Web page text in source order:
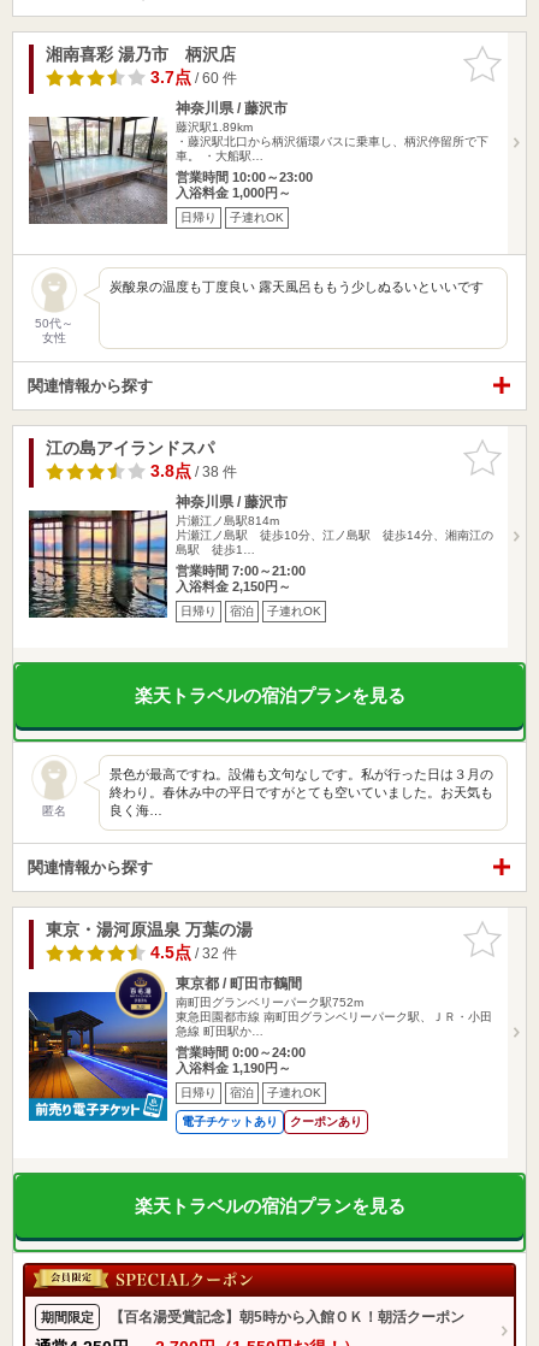
お気に入
りに追加
湘南喜彩 湯乃市 柄沢店
3.7点/ 60 件
神奈川県 / 藤沢市
藤沢駅1.89km
・藤沢駅北口から柄沢循環バスに乗車し、柄沢停留所で下
車。 ・大船駅…
営業時間 10:00～23:00
入浴料金 1,000円～
日帰り 子連れOK
50代～
女性
炭酸泉の温度も丁度良い 露天風呂ももう少しぬるいといいです
関連情報から探す
お気に入
りに追加
江の島アイランドスパ
3.8点/ 38 件
神奈川県 / 藤沢市
片瀬江ノ島駅814m
片瀬江ノ島駅 徒歩10分、江ノ島駅 徒歩14分、湘南江の
島駅 徒歩1…
営業時間 7:00～21:00
入浴料金 2,150円～
日帰り 宿泊 子連れOK
楽天トラベルの宿泊プランを見る
匿名
景色が最高ですね。設備も文句なしです。私が行った日は３月の
終わり。春休み中の平日ですがとても空いていました。お天気も
良く海…
関連情報から探す
お気に入
りに追加
東京・湯河原温泉 万葉の湯
4.5点/ 32 件
東京都 / 町田市鶴間
南町田グランベリーパーク駅752m
東急田園都市線 南町田グランベリーパーク駅、ＪＲ・小田
急線 町田駅か…
営業時間 0:00～24:00
入浴料金 1,190円～
日帰り 宿泊 子連れOK
電子チケットあり クーポンあり
楽天トラベルの宿泊プランを見る
期間限定 【百名湯受賞記念】朝5時から入館ＯＫ！朝活クーポン